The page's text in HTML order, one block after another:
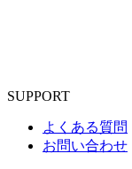
SUPPORT
よくある質問
お問い合わせ